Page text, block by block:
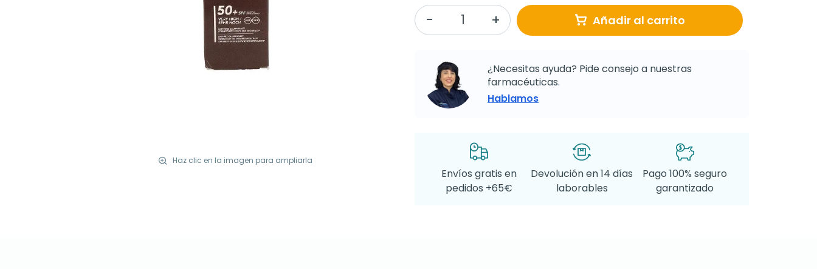
Haz clic en la imagen para ampliarla
Añadir al carrito
¿Necesitas ayuda? Pide consejo a nuestras
farmacéuticas.
Hablamos
Envíos gratis en
pedidos +65€
Devolución en 14 días
laborables
Pago 100% seguro
garantizado